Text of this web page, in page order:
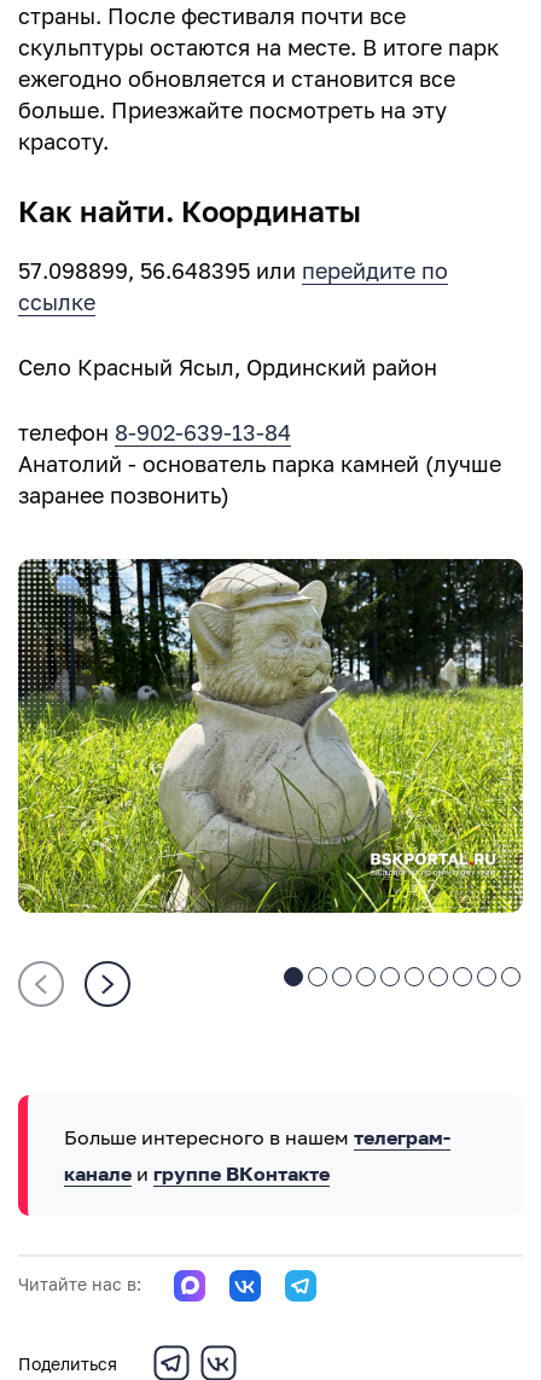
страны. После фестиваля почти все
скульптуры остаются на месте. В итоге парк
ежегодно обновляется и становится все
больше. Приезжайте посмотреть на эту
красоту.
Как найти. Координаты
57.098899, 56.648395 или перейдите по
ссылке
Село Красный Ясыл, Ординский район
телефон 8-902-639-13-84
Анатолий - основатель парка камней (лучше
заранее позвонить)
Больше интересного в нашем телеграм-
канале и группе ВКонтакте
Читайте нас в:
Поделиться